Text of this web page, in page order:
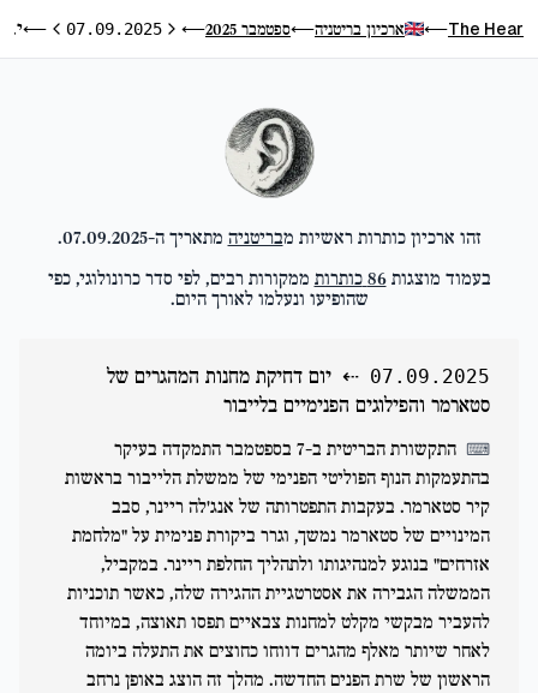
The Hear
⟵ ארכיון בריטניה⟵ספטמבר 2025 ⟵היום הקודם
07.09.2025 היום הבא
⟵ יום דחיקת מחנות המהגרים של סטארמר והפילוגים הפנימיים בלייבור
זהו ארכיון כותרות ראשיות מבריטניה מתאריך ה-07.09.2025
.
בעמוד מוצגות86 כותרות ממקורות רבים, לפי סדר כרונולוגי, כפי
שהופיעו ונעלמו לאורך היום.
07.09.2025
⇠ יום דחיקת מחנות המהגרים של
סטארמר והפילוגים הפנימיים בלייבור
⌨
התקשורת הבריטית ב-7 בספטמבר התמקדה בעיקר
בהתעמקות הנוף הפוליטי הפנימי של ממשלת הלייבור בראשות
קיר סטארמר. בעקבות התפטרותה של אנג'לה ריינר, סבב
המינויים של סטארמר נמשך, וגרר ביקורת פנימית על "מלחמת
אזרחים" בנוגע למנהיגותו ולתהליך החלפת ריינר. במקביל,
הממשלה הגבירה את אסטרטגיית ההגירה שלה, כאשר תוכניות
להעביר מבקשי מקלט למחנות צבאיים תפסו תאוצה, במיוחד
לאחר שיותר מאלף מהגרים דווחו כחוצים את התעלה ביומה
הראשון של שרת הפנים החדשה. מהלך זה הוצג באופן נרחב